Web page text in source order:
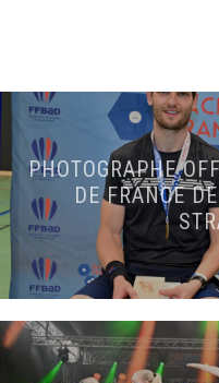
PHOTOGRAPHE
DE FRANCE